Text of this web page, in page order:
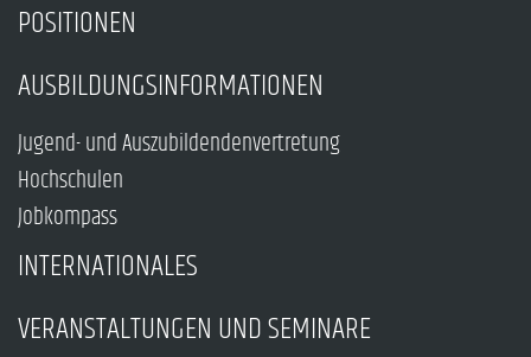
POSITIONEN
AUSBILDUNGSINFORMATIONEN
Jugend- und Auszubildendenvertretung
Hochschulen
Jobkompass
INTERNATIONALES
VERANSTALTUNGEN UND SEMINARE